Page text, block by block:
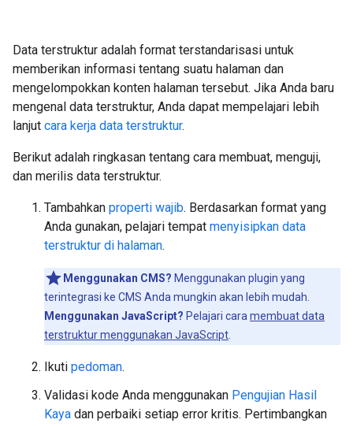
Data terstruktur adalah format terstandarisasi untuk
memberikan informasi tentang suatu halaman dan
mengelompokkan konten halaman tersebut. Jika Anda baru
mengenal data terstruktur, Anda dapat mempelajari lebih
lanjut cara kerja data terstruktur.
Berikut adalah ringkasan tentang cara membuat, menguji,
dan merilis data terstruktur.
Tambahkan properti wajib. Berdasarkan format yang
Anda gunakan, pelajari tempat menyisipkan data
terstruktur di halaman.
Menggunakan CMS? Menggunakan plugin yang
terintegrasi ke CMS Anda mungkin akan lebih mudah.
Menggunakan JavaScript? Pelajari cara membuat data
terstruktur menggunakan JavaScript
Ikuti pedoman.
Validasi kode Anda menggunakan Pengujian Hasil
Kaya dan perbaiki setiap error kritis. Pertimbangkan